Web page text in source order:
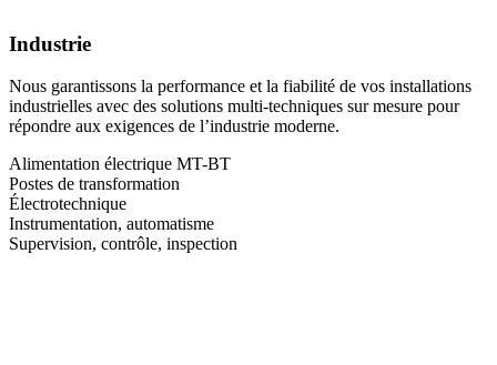
Industrie
Nous garantissons la performance et la fiabilité de vos installations
industrielles avec des solutions multi-techniques sur mesure pour
répondre aux exigences de l’industrie moderne.
Alimentation électrique MT-BT
Postes de transformation
Électrotechnique
Instrumentation, automatisme
Supervision, contrôle, inspection